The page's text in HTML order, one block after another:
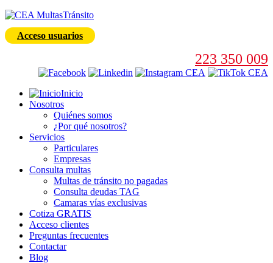
Acceso usuarios
223 350 009
Inicio
Nosotros
Quiénes somos
¿Por qué nosotros?
Servicios
Particulares
Empresas
Consulta multas
Multas de tránsito no pagadas
Consulta deudas TAG
Camaras vías exclusivas
Cotiza GRATIS
Acceso clientes
Preguntas frecuentes
Contactar
Blog